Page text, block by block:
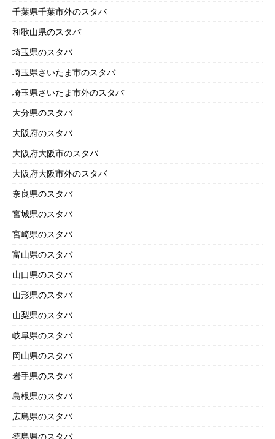
千葉県千葉市外のスタバ
和歌山県のスタバ
埼玉県のスタバ
埼玉県さいたま市のスタバ
埼玉県さいたま市外のスタバ
大分県のスタバ
大阪府のスタバ
大阪府大阪市のスタバ
大阪府大阪市外のスタバ
奈良県のスタバ
宮城県のスタバ
宮崎県のスタバ
富山県のスタバ
山口県のスタバ
山形県のスタバ
山梨県のスタバ
岐阜県のスタバ
岡山県のスタバ
岩手県のスタバ
島根県のスタバ
広島県のスタバ
徳島県のスタバ